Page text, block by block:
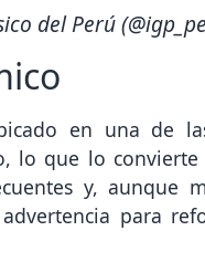
del Perú
en una de
lo que lo
y, aunque
para